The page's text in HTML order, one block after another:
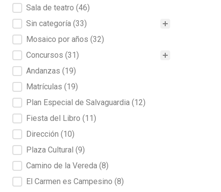
Sala de teatro (46)
Sin categoría (33)
Mosaico por años (32)
Concursos (31)
Andanzas (19)
Matrículas (19)
Plan Especial de Salvaguardia (12)
Fiesta del Libro (11)
Dirección (10)
Plaza Cultural (9)
Camino de la Vereda (8)
El Carmen es Campesino (8)